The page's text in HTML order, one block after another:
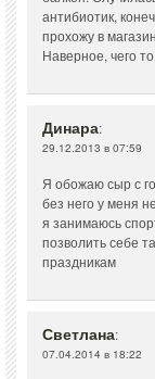
антибиотик,
прохожу в
Наверное, чего
Динара:
29.12.2013 в 07:59
Я обожаю сыр с
без него у меня
я занимаюсь
позволить себе
праздникам
Светлана:
07.04.2014 в 18:22